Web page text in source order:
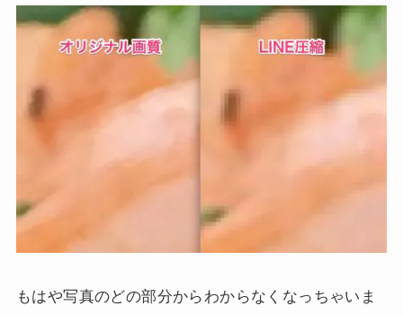
もはや写真のどの部分からわからなくなっちゃいま